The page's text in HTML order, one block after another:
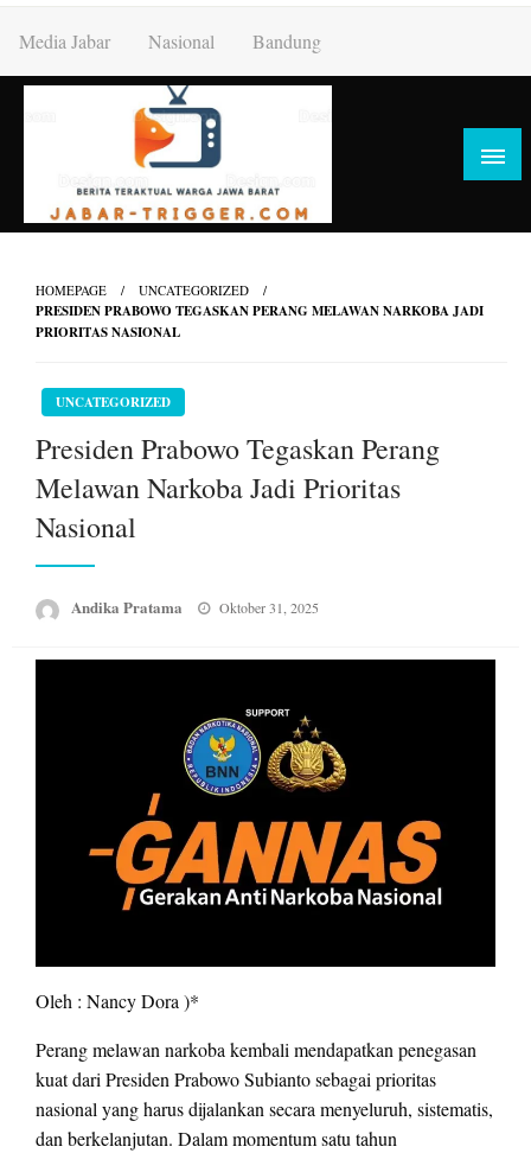
content
Media Jabar Nasional Bandung
HOMEPAGE UNCATEGORIZED
PRESIDEN PRABOWO TEGASKAN PERANG MELAWAN NARKOBA JADI
PRIORITAS NASIONAL
UNCATEGORIZED
Presiden Prabowo Tegaskan Perang
Melawan Narkoba Jadi Prioritas
Nasional
Andika Pratama
Posted
Oktober 31, 2025
Oleh : Nancy Dora )*
Perang melawan narkoba kembali mendapatkan penegasan
kuat dari Presiden Prabowo Subianto sebagai prioritas
nasional yang harus dijalankan secara menyeluruh, sistematis,
dan berkelanjutan. Dalam momentum satu tahun